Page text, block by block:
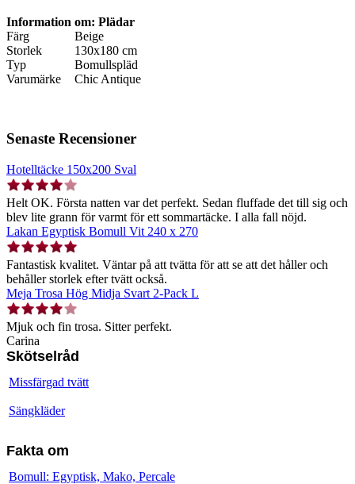
Information om: Plädar
Färg
Beige
Storlek
130x180 cm
Typ
Bomullspläd
Varumärke
Chic Antique
Senaste Recensioner
Hotelltäcke 150x200 Sval
Helt OK. Första natten var det perfekt. Sedan fluffade det till sig och
blev lite grann för varmt för ett sommartäcke. I alla fall nöjd.
Lakan Egyptisk Bomull Vit 240 x 270
Fantastisk kvalitet. Väntar på att tvätta för att se att det håller och
behåller storlek efter tvätt också.
Meja Trosa Hög Midja Svart 2-Pack L
Mjuk och fin trosa. Sitter perfekt.
Carina
Skötselråd
Missfärgad tvätt
Sängkläder
Fakta om
Bomull: Egyptisk, Mako, Percale